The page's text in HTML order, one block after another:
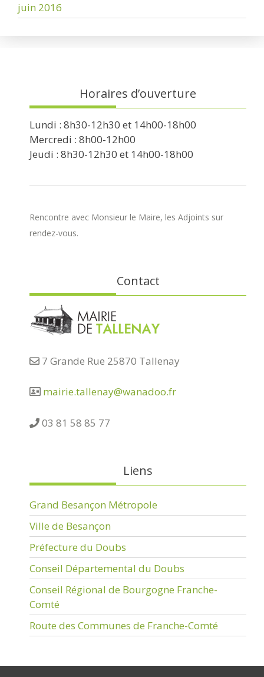
juin 2016
Horaires d’ouverture
Lundi : 8h30-12h30 et 14h00-18h00
Mercredi : 8h00-12h00
Jeudi : 8h30-12h30 et 14h00-18h00
Rencontre avec Monsieur le Maire, les Adjoints sur
rendez-vous.
Contact
7 Grande Rue 25870 Tallenay
mairie.tallenay@wanadoo.fr
03 81 58 85 77
Liens
Grand Besançon Métropole
Ville de Besançon
Préfecture du Doubs
Conseil Départemental du Doubs
Conseil Régional de Bourgogne Franche-
Comté
Route des Communes de Franche-Comté